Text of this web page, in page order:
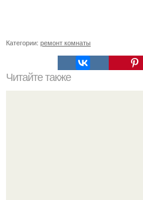
Категории: ремонт комнаты
Читайте также